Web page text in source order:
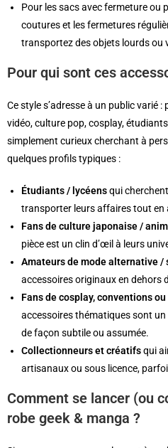
Pour les sacs avec fermeture ou
coutures et les fermetures
transportez des objets lourds ou
Pour qui sont ces
Ce style s’adresse à un public varié
vidéo, culture pop, cosplay,
simplement curieux cherchant à
quelques profils typiques :
Étudiants / lycéensqui
transporter leurs affaires tout en
Fans de culture japonaise /
pièce est un clin d’œil à leurs
Amateurs de mode alternative /
accessoires originaux en dehors
Fans de cosplay, conventions
accessoires thématiques sont
de façon subtile ou assumée.
Collectionneurs et créatifsqui
artisanaux ou sous licence,
Comment se lancer (ou
robe geek & manga ?